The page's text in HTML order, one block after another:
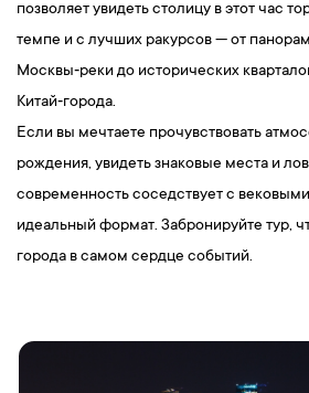
позволяет увидеть столицу в этот час
темпе и с лучших ракурсов — от
Москвы‑реки до исторических
Китай‑города.
Если вы мечтаете прочувствовать
рождения, увидеть знаковые места и
современность соседствует с
идеальный формат. Забронируйте тур,
города в самом сердце событий.